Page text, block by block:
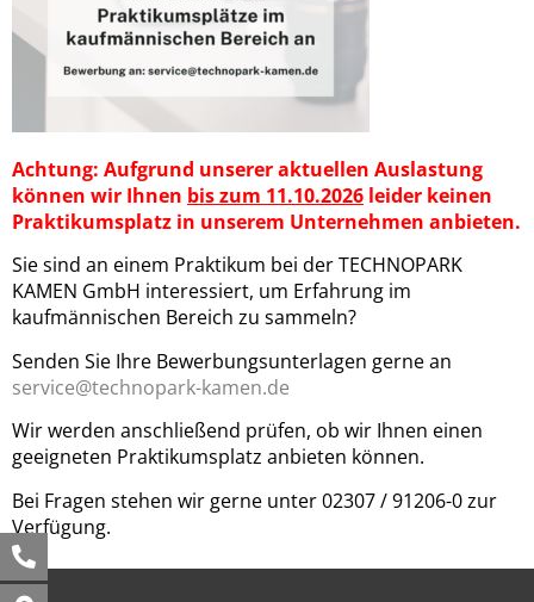
Achtung: Aufgrund unserer aktuellen Auslastung
können wir Ihnen bis zum 11.10.2026 leider keinen
Praktikumsplatz in unserem Unternehmen anbieten.
Sie sind an einem Praktikum bei der TECHNOPARK
KAMEN GmbH interessiert, um Erfahrung im
kaufmännischen Bereich zu sammeln?
Senden Sie Ihre Bewerbungsunterlagen gerne an
service@technopark-kamen.de
Wir werden anschließend prüfen, ob wir Ihnen einen
geeigneten Praktikumsplatz anbieten können.
Bei Fragen stehen wir gerne unter 02307 / 91206-0 zur
Verfügung.